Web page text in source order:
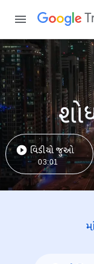
વિડીયો જુઓ
03:01